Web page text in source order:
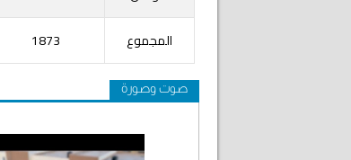
المجموع 1873
صوت وصورة